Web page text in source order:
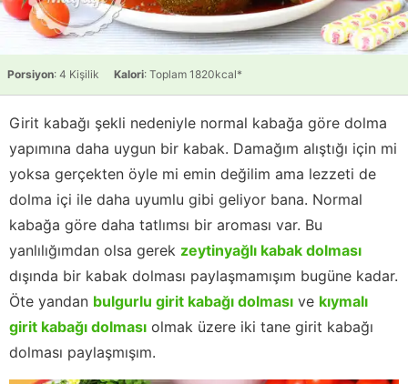
Porsiyon: 4 Kişilik Kalori: Toplam 1820kcal*
Girit kabağı şekli nedeniyle normal kabağa göre dolma
yapımına daha uygun bir kabak. Damağım alıştığı için mi
yoksa gerçekten öyle mi emin değilim ama lezzeti de
dolma içi ile daha uyumlu gibi geliyor bana. Normal
kabağa göre daha tatlımsı bir aroması var. Bu
yanlılığımdan olsa gerek zeytinyağlı kabak dolması
dışında bir kabak dolması paylaşmamışım bugüne kadar.
Öte yandan bulgurlu girit kabağı dolması ve kıymalı
girit kabağı dolması olmak üzere iki tane girit kabağı
dolması paylaşmışım.